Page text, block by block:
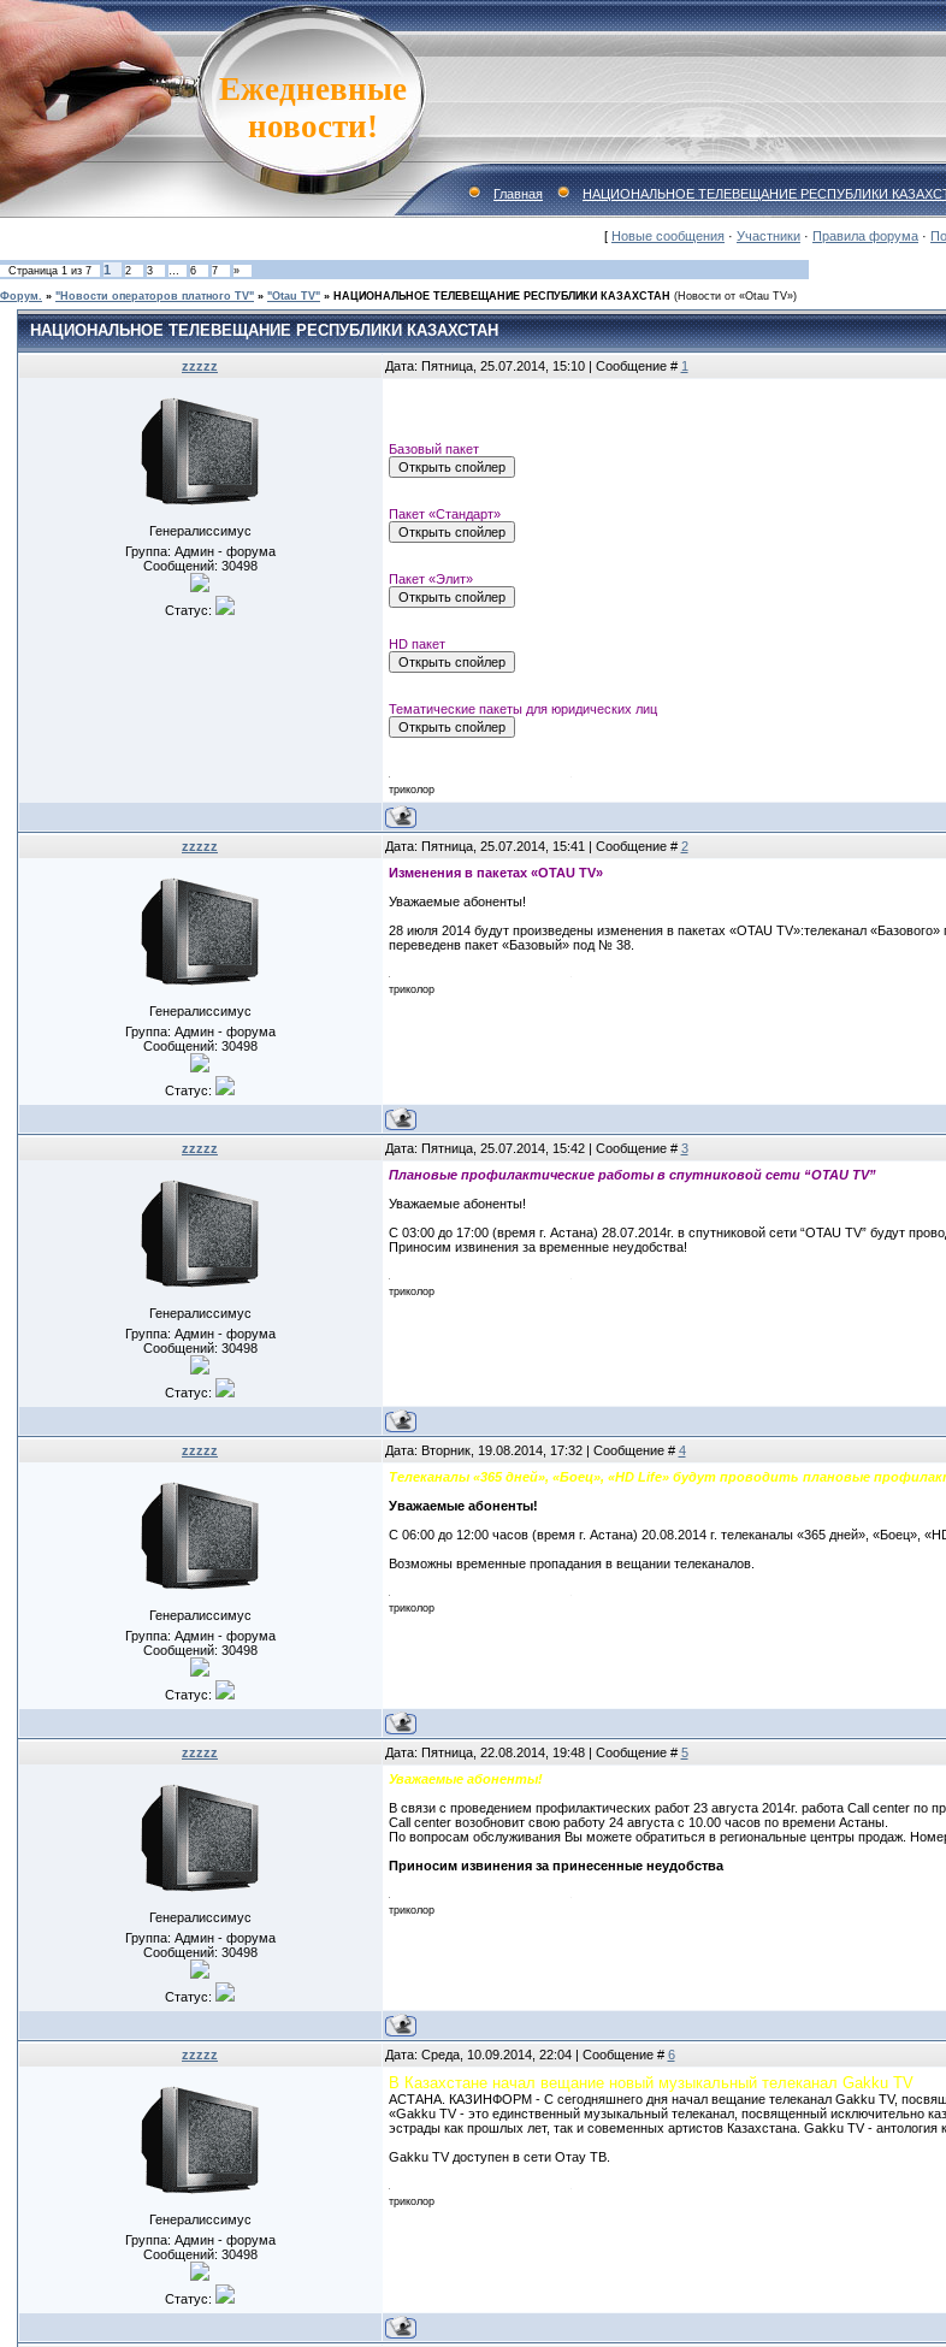
Ежедневные
новости!
Главная НАЦИОНАЛЬНОЕ ТЕЛЕВЕЩАНИЕ РЕСПУБЛИКИ
[ Новые сообщения · Участники · Правила форума ·
Страница 1 из 7 1 2 3 … 6 7 »
Форум. » "Новости операторов платного TV" » "Otau TV" » НАЦИОНАЛЬНОЕ ТЕЛЕВЕЩАНИЕ РЕСПУБЛИКИ КАЗАХСТАН (Новости от «Otau TV»)
НАЦИОНАЛЬНОЕ ТЕЛЕВЕЩАНИЕ РЕСПУБЛИКИ КАЗАХСТАН
zzzzz Дата: Пятница, 25.07.2014, 15:10 | Сообщение # 1
Генералиссимус
Группа: Админ - форума
Сообщений: 30498
Статус:
Базовый пакет
Пакет «Стандарт»
Пакет «Элит»
HD пакет
Тематические пакеты для юридических лиц
триколор
zzzzz Дата: Пятница, 25.07.2014, 15:41 | Сообщение # 2
Генералиссимус
Группа: Админ - форума
Сообщений: 30498
Статус:
Изменения в пакетах «OTAU TV»
Уважаемые абоненты!
28 июля 2014 будут произведены изменения в пакетах «OTAU TV»:телеканал
переведенв пакет «Базовый» под № 38.
триколор
zzzzz Дата: Пятница, 25.07.2014, 15:42 | Сообщение # 3
Генералиссимус
Группа: Админ - форума
Сообщений: 30498
Статус:
Плановые профилактические работы в спутниковой сети “OTAU TV”
Уважаемые абоненты!
С 03:00 до 17:00 (время г. Астана) 28.07.2014г. в спутниковой сети “OTAU TV” будут
Приносим извинения за временные неудобства!
триколор
zzzzz Дата: Вторник, 19.08.2014, 17:32 | Сообщение # 4
Генералиссимус
Группа: Админ - форума
Сообщений: 30498
Статус:
Телеканалы «365 дней», «Боец», «HD Life» будут проводить плановые
Уважаемые абоненты!
С 06:00 до 12:00 часов (время г. Астана) 20.08.2014 г. телеканалы «365 дней», «Боец»,
Возможны временные пропадания в вещании телеканалов.
триколор
zzzzz Дата: Пятница, 22.08.2014, 19:48 | Сообщение # 5
Генералиссимус
Группа: Админ - форума
Сообщений: 30498
Статус:
Уважаемые абоненты!
В связи с проведением профилактических работ 23 августа 2014г. работа Call center по
Call center возобновит свою работу 24 августа с 10.00 часов по времени Астаны.
По вопросам обслуживания Вы можете обратиться в региональные центры продаж.
Приносим извинения за принесенные неудобства
триколор
zzzzz Дата: Среда, 10.09.2014, 22:04 | Сообщение # 6
Генералиссимус
Группа: Админ - форума
Сообщений: 30498
Статус:
В Казахстане начал вещание новый музыкальный телеканал Gakku TV
АСТАНА. КАЗИНФОРМ - С сегодняшнего дня начал вещание телеканал Gakku TV,
«Gakku TV - это единственный музыкальный телеканал, посвященный исключительно
эстрады как прошлых лет, так и совеменных артистов Казахстана. Gakku TV -
Gakku TV доступен в сети Отау ТВ.
триколор